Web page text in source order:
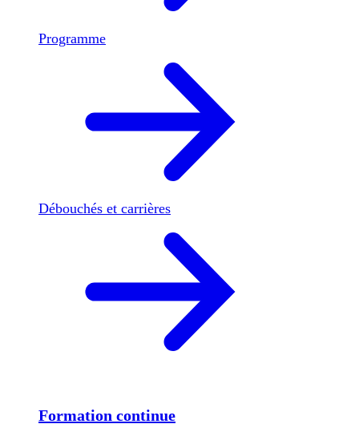
Programme
Débouchés et carrières
Formation continue